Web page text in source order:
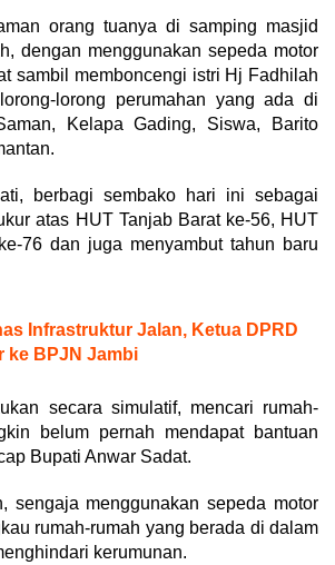
orang tuanya di samping masjid
dengan menggunakan sepeda motor
sambil memboncengi istri Hj Fadhilah
lorong perumahan yang ada di
Kelapa Gading, Siswa, Barito
berbagi sembako hari ini sebagai
atas HUT Tanjab Barat ke-56, HUT
76 dan juga menyambut tahun baru
Infrastruktur Jalan, Ketua DPRD
ke BPJN Jambi
secara simulatif, mencari rumah-
belum pernah mendapat bantuan
Bupati Anwar Sadat.
sengaja menggunakan sepeda motor
rumah-rumah yang berada di dalam
kerumunan.